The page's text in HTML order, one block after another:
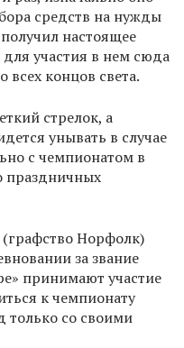
средств на нужды
настоящее
участия в нем сюда
концов света.
стрелок, а
унывать в случае
с чемпионатом в
праздничных
Норфолк)
за звание
принимают участие
к чемпионату
со своими